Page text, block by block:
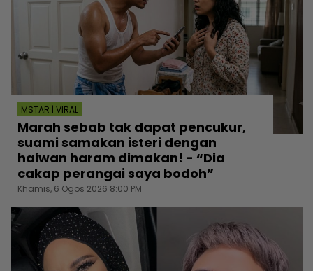
MSTAR | VIRAL
Marah sebab tak dapat pencukur,
suami samakan isteri dengan
haiwan haram dimakan! - “Dia
cakap perangai saya bodoh”
Khamis, 6 Ogos 2026 8:00 PM